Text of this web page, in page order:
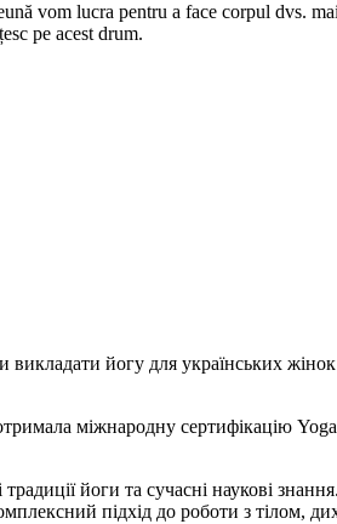
vom lucra pentru a face corpul dvs.
pe acest drum.
йогу для українських
міжнародну сертифікацію
йоги та сучасні наукові
підхід до роботи з тілом,